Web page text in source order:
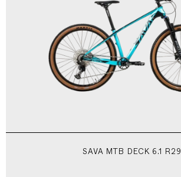
SAVA MTB DECK 6.1 R29